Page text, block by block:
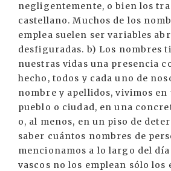
negligentemente, o bien los
castellano. Muchos de los
emplea suelen ser variables
desfiguradas. b) Los nombres
nuestras vidas una presencia
hecho, todos y cada uno de
nombre y apellidos, vivimos
pueblo o ciudad, en una
o, al menos, en un piso de
saber cuántos nombres de
mencionamos a lo largo del
vascos no los emplean sólo los